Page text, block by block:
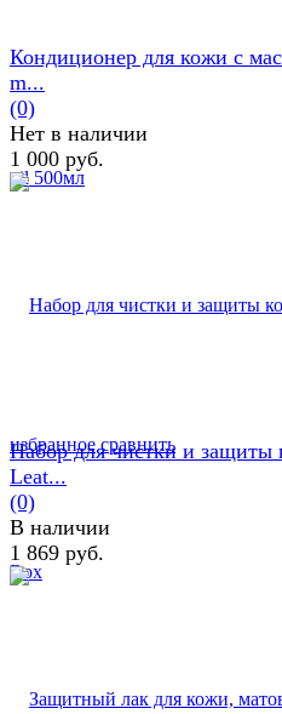
избранное сравнить
Кондиционер для кожи с
m...
(0)
Нет в наличии
1 000 руб.
Набор для чистки и защиты
Leat...
(0)
В наличии
1 869 руб.